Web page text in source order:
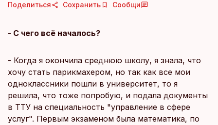
Поделиться Сохранить Сообщи
- С чего всё началось?
- Когда я окончила среднюю школу, я знала, что
хочу стать парикмахером, но так как все мои
одноклассники пошли в университет, то я
решила, что тоже попробую, и подала документы
в ТТУ на специальность "управление в сфере
услуг". Первым экзаменом была математика, по